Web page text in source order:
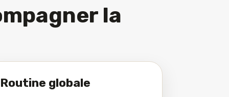
la
Routine globale